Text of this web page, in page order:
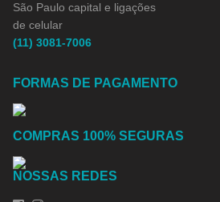
São Paulo capital e ligações
de celular
(11) 3081-7006
FORMAS DE PAGAMENTO
COMPRAS 100% SEGURAS
NOSSAS REDES